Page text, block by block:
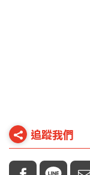
追蹤我們